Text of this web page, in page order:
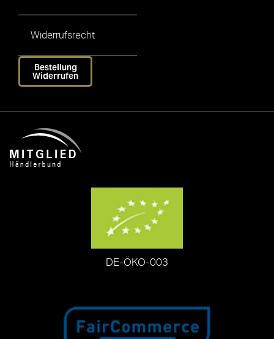
Widerrufsrecht
Bestellung
Widerrufen
DE-ÖKO-003